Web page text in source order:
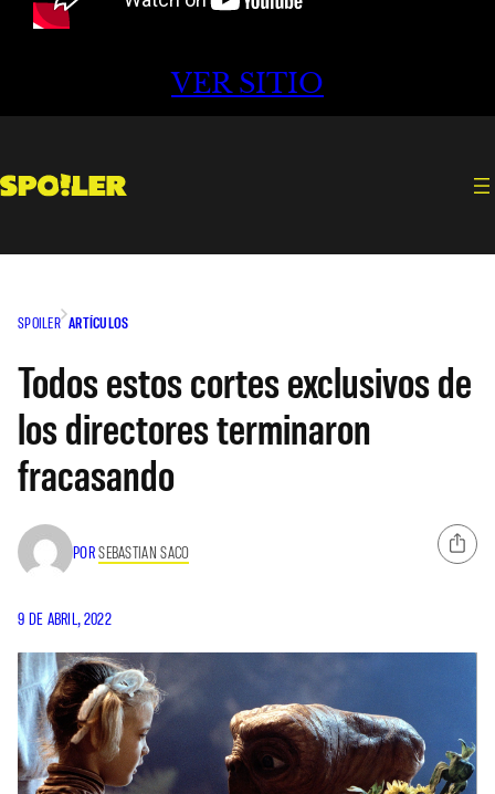
VER SITIO
SPOILER ARTÍCULOS
Todos estos cortes exclusivos de
los directores terminaron
fracasando
PORSEBASTIAN SACO
9 DE ABRIL, 2022